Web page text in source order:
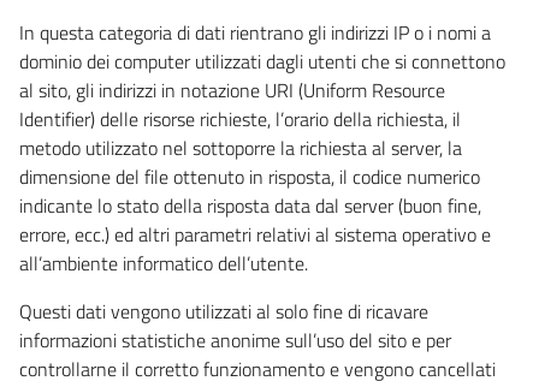
In questa categoria di dati rientrano gli indirizzi IP o i nomi a
dominio dei computer utilizzati dagli utenti che si connettono
al sito, gli indirizzi in notazione URI (Uniform Resource
Identifier) delle risorse richieste, l’orario della richiesta, il
metodo utilizzato nel sottoporre la richiesta al server, la
dimensione del file ottenuto in risposta, il codice numerico
indicante lo stato della risposta data dal server (buon fine,
errore, ecc.) ed altri parametri relativi al sistema operativo e
all’ambiente informatico dell’utente.
Questi dati vengono utilizzati al solo fine di ricavare
informazioni statistiche anonime sull’uso del sito e per
controllarne il corretto funzionamento e vengono cancellati